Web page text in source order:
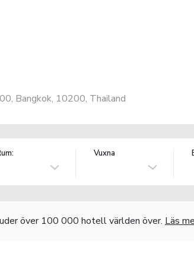
Bangkok, 10200, Thailand
Vuxna
över 100 000 hotell världen över. Läs